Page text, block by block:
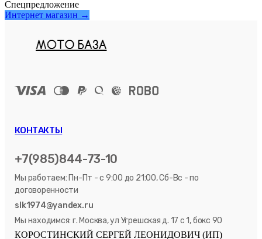
Спецпредложение
Интернет магазин →
КОНТАКТЫ
+7(985)844-73-10
Мы работаем: Пн-Пт - с 9:00 до 21:00, Сб-Вс - по
договоренности
slk1974@yandex.ru
Мы находимся: г. Москва, ул Угрешская д. 17 с 1, бокс 90
КОРОСТИНСКИЙ СЕРГЕЙ ЛЕОНИДОВИЧ (ИП)